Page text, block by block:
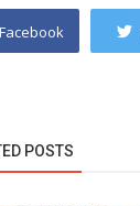
Facebook
POSTS